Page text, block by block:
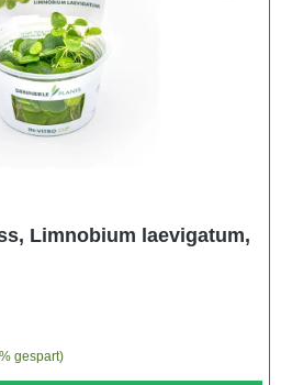
Limnobium laevigatum,
gespart)